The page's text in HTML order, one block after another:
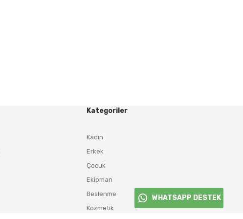
Kategoriler
Kadın
Erkek
Çocuk
Ekipman
Beslenme
Kozmetik
WHATSAPP DESTEK